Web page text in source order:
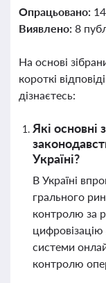
Опрацьовано:
Виявлено: 8
На основі
короткі
дізнаєтесь:
Які основні
Україні?
В Україні
грального
контролю за
цифровізацію
системи
контролю